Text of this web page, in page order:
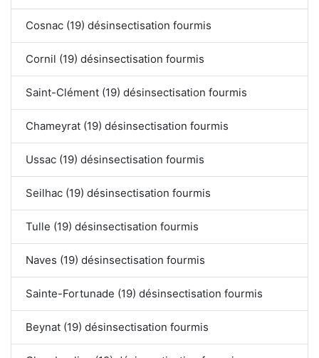
Cosnac (19) désinsectisation fourmis
Cornil (19) désinsectisation fourmis
Saint-Clément (19) désinsectisation fourmis
Chameyrat (19) désinsectisation fourmis
Ussac (19) désinsectisation fourmis
Seilhac (19) désinsectisation fourmis
Tulle (19) désinsectisation fourmis
Naves (19) désinsectisation fourmis
Sainte-Fortunade (19) désinsectisation fourmis
Beynat (19) désinsectisation fourmis